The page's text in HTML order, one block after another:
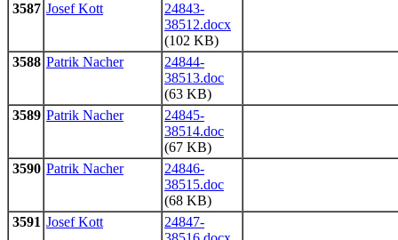
3587 Josef Kott
24843-
38512.docx
(102 KB)
3588 Patrik Nacher
24844-
38513.doc
(63 KB)
3589 Patrik Nacher
24845-
38514.doc
(67 KB)
3590 Patrik Nacher
24846-
38515.doc
(68 KB)
3591 Josef Kott
24847-